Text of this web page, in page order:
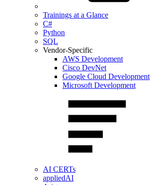
Trainings at a Glance
C#
Python
SQL
Vendor-Specific
AWS Development
Cisco DevNet
Google Cloud Development
Microsoft Development
AI CERTs
appliedAI